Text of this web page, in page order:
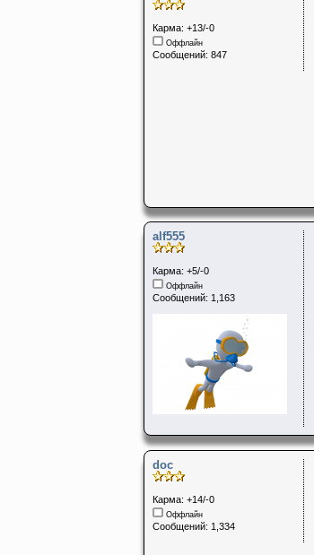
Карма: +13/-0
Оффлайн
Сообщений: 847
alf555
Карма: +5/-0
Оффлайн
Сообщений: 1,163
doc
Карма: +14/-0
Оффлайн
Сообщений: 1,334